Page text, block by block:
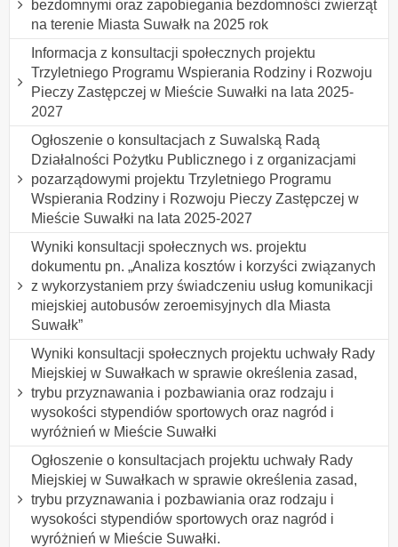
bezdomnymi oraz zapobiegania bezdomności zwierząt
na terenie Miasta Suwałk na 2025 rok
Informacja z konsultacji społecznych projektu
Trzyletniego Programu Wspierania Rodziny i Rozwoju
Pieczy Zastępczej w Mieście Suwałki na lata 2025-
2027
Ogłoszenie o konsultacjach z Suwalską Radą
Działalności Pożytku Publicznego i z organizacjami
pozarządowymi projektu Trzyletniego Programu
Wspierania Rodziny i Rozwoju Pieczy Zastępczej w
Mieście Suwałki na lata 2025-2027
Wyniki konsultacji społecznych ws. projektu
dokumentu pn. „Analiza kosztów i korzyści związanych
z wykorzystaniem przy świadczeniu usług komunikacji
miejskiej autobusów zeroemisyjnych dla Miasta
Suwałk”
Wyniki konsultacji społecznych projektu uchwały Rady
Miejskiej w Suwałkach w sprawie określenia zasad,
trybu przyznawania i pozbawiania oraz rodzaju i
wysokości stypendiów sportowych oraz nagród i
wyróżnień w Mieście Suwałki
Ogłoszenie o konsultacjach projektu uchwały Rady
Miejskiej w Suwałkach w sprawie określenia zasad,
trybu przyznawania i pozbawiania oraz rodzaju i
wysokości stypendiów sportowych oraz nagród i
wyróżnień w Mieście Suwałki.